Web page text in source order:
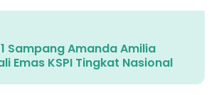
1 Sampang Amanda Amilia
Emas KSPI Tingkat Nasional